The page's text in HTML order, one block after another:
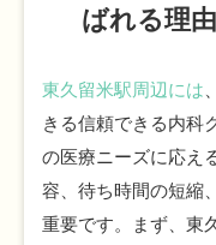
ばれる理由
東久留米駅周辺には
きる信頼できる内科
の医療ニーズに応え
容、待ち時間の短縮
重要です。まず、東